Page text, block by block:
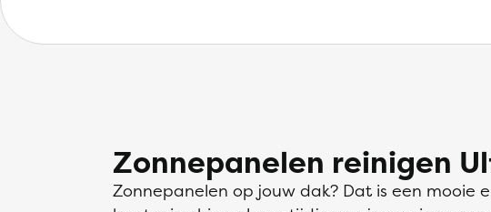
Zonnepanelen reinigen
Zonnepanelen op jouw dak? Dat is een mooie